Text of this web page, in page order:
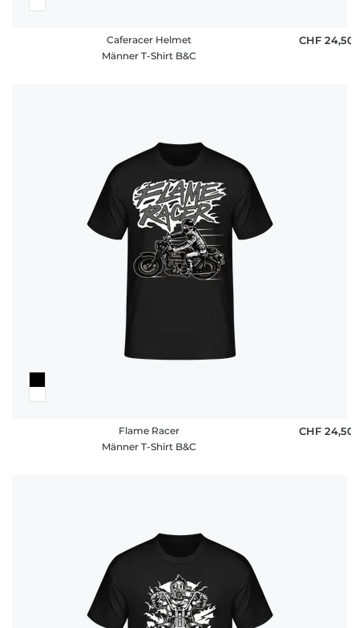
Caferacer Helmet
Männer T-Shirt B&C
CHF 24,50
Flame Racer
Männer T-Shirt B&C
CHF 24,50